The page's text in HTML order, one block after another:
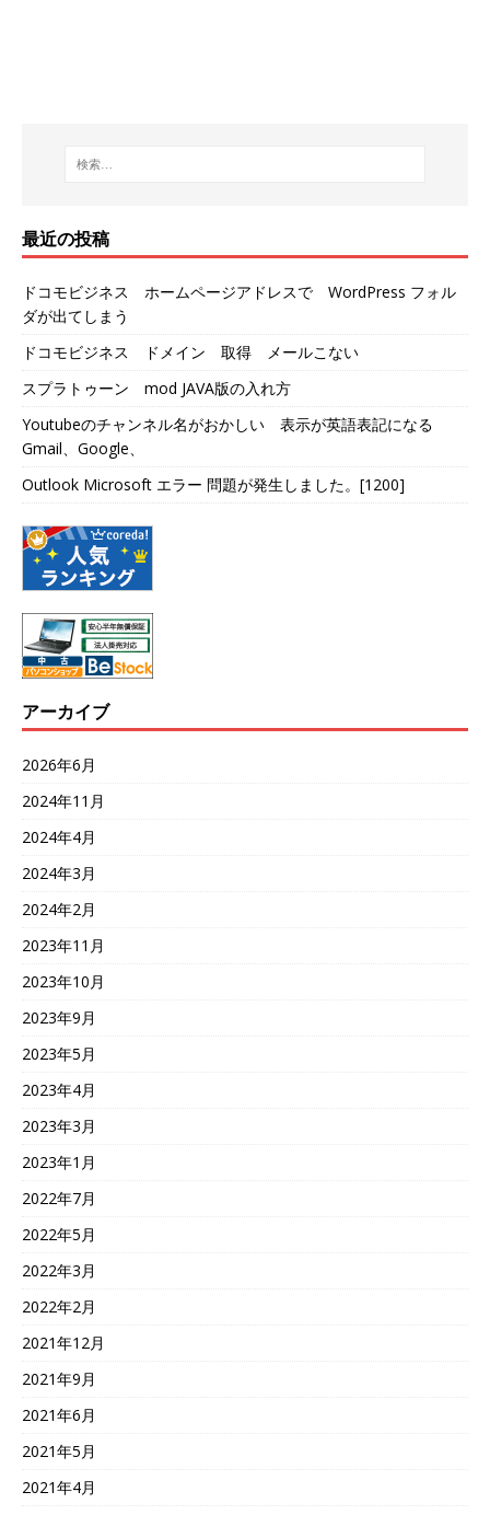
最近の投稿
ドコモビジネス ホームページアドレスで WordPress フォル
ダが出てしまう
ドコモビジネス ドメイン 取得 メールこない
スプラトゥーン mod JAVA版の入れ方
Youtubeのチャンネル名がおかしい 表示が英語表記になる
Gmail、Google、
Outlook Microsoft エラー 問題が発生しました。[1200]
アーカイブ
2026年6月
2024年11月
2024年4月
2024年3月
2024年2月
2023年11月
2023年10月
2023年9月
2023年5月
2023年4月
2023年3月
2023年1月
2022年7月
2022年5月
2022年3月
2022年2月
2021年12月
2021年9月
2021年6月
2021年5月
2021年4月